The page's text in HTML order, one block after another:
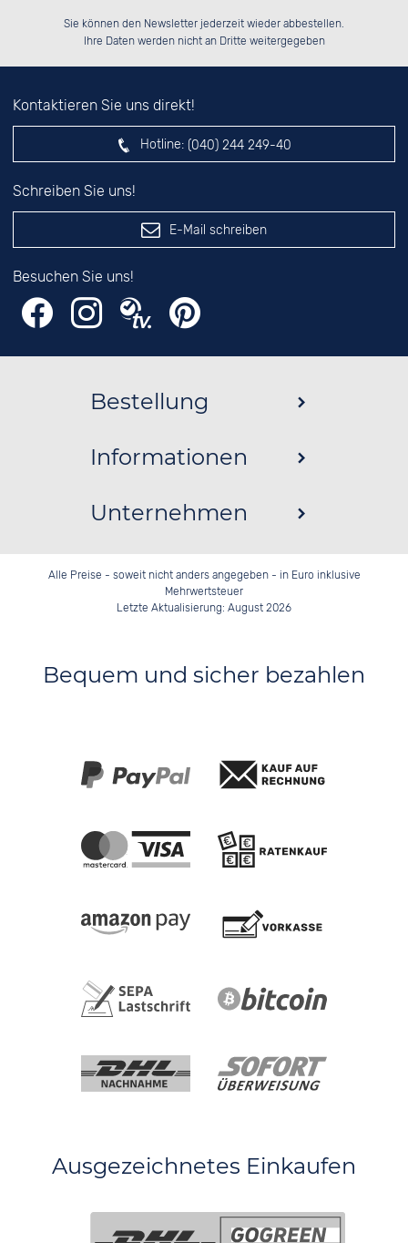
██░░██░░██░░██░░██░░██░░░░████░░
██████░░██████░░██████░░░░░░██░░
░░░░██░░░░░░██░░██░░██░░░░░░██░░
Bitte tragen Sie die Zahl in
das nebenstehende Feld ein.
Sie können den Newsletter jederzeit wieder abbestellen.
Ihre Daten werden nicht an Dritte weitergegeben
Kontaktieren Sie uns direkt!
Hotline: (040) 244 249-40
Schreiben Sie uns!
E-Mail schreiben
Besuchen Sie uns!
Bestellung
Informationen
Unternehmen
Alle Preise - soweit nicht anders angegeben - in Euro inklusive
Mehrwertsteuer
Letzte Aktualisierung: August 2026
Bequem und sicher bezahlen
Ausgezeichnetes Einkaufen